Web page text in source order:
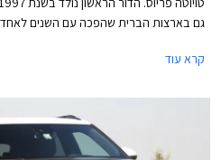
גם בארצות הברית שהפכה עם השנים לאחד
ופליטת המזהמים הנמוכות. השימוש
פריוס לאור העובדה שטויוטה מציעה כעת
שנמסרו, נחשפת טויוטה פריוס בדור חדש
קרא עוד